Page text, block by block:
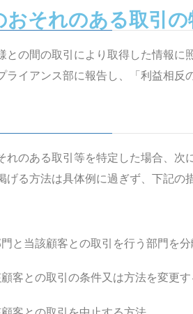
おそれのある取引
との間の取引により取得した情報
ライアンス部に報告し、「利益相
れのある取引等を特定した場合、
げる方法は具体例に過ぎず、下記の
と当該顧客との取引を行う部門を
客との取引の条件又は方法を変更